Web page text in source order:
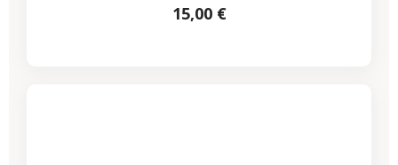
Prix
15,00 €